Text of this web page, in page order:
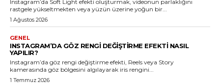
Instagram’da Soft Light efekti oluşturmak, videonun parlaklığını
rastgele yükseltmekten veya yüzün üzerine yoğun bir...
1 Ağustos 2026
GENEL
INSTAGRAM’DA GÖZ RENGI DEĞIŞTIRME EFEKTI NASIL
YAPILIR?
Instagram’da göz rengi değiştirme efekti, Reels veya Story
kamerasında göz bölgesini algılayarak iris rengini...
1 Temmuz 2026